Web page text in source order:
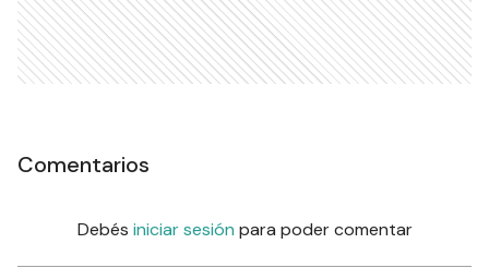
Comentarios
Debés iniciar sesión para poder comentar